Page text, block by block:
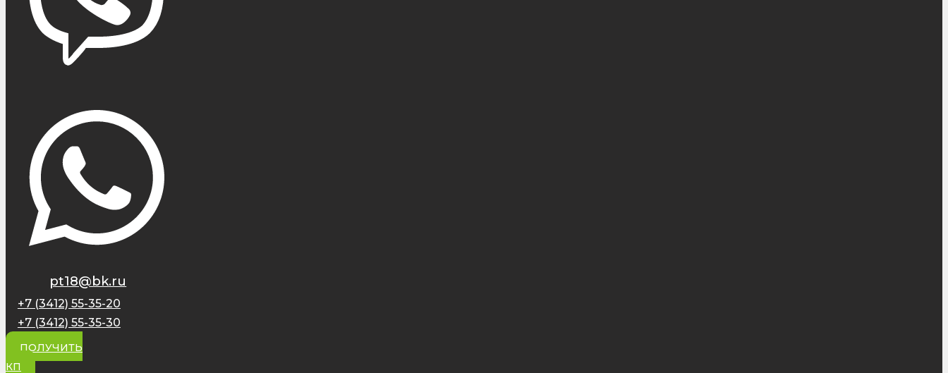
pt18@bk.ru
+7 (3412) 55-35-20
+7 (3412) 55-35-30
ПОЛУЧИТЬ
КП